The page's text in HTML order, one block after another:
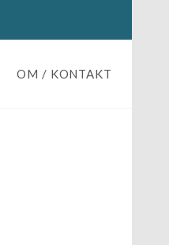
OM / KONTAKT